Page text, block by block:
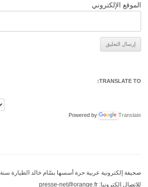
الموقع الإلكتروني
TRANSLATE TO:
Powered by Translate
صحيفة إلكترونية عربية حرة أسسها بسّام خالد الطيارة سنة ٢٠١١
للاتصال إلكترونيا: presse-net@orange.fr